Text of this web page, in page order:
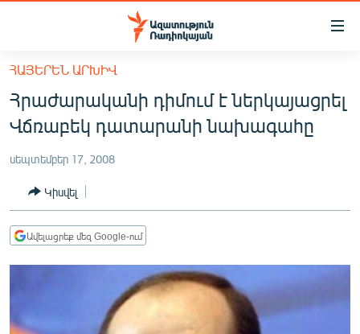
Մատչելիության
հիմնական
բովանդակությանը
Անցնել
հիմնական
մենյուին
ՀԱՅԱՍՏԱՆ
ՔԱՂԱՔԱԿԱՆ
ԸՆՏՐՈՒԹՅՈՒՆՆԵՐ 2026
ԻՐԱՎՈՒՆՔ
ՀԱՍԱՐԱԿՈՒԹՅՈՒՆ
ՊԱՏԵՐԱԶՄԻ 6 ՇԱԲԱԹՆԵՐԸ
ՀԱՅԵՐԵՆ ԱՐԽԻՎ
Հրաժարականի դիմում է ներկայացրել
Վճռաբեկ դատարանի նախագահը
սեպտեմբեր 17, 2008
Կիսվել
Ավելացրեք մեզ Google-ում